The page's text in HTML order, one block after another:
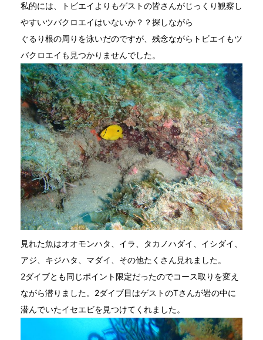
私的には、トビエイよりもゲストの皆さんがじっくり観察し
やすいツバクロエイはいないか？？探しながら
ぐるり根の周りを泳いだのですが、残念ながらトビエイもツ
バクロエイも見つかりませんでした。
見れた魚はオオモンハタ、イラ、タカノハダイ、イシダイ、
アジ、キジハタ、マダイ、その他たくさん見れました。
2ダイブとも同じポイント限定だったのでコース取りを変え
ながら潜りました。2ダイブ目はゲストのTさんが岩の中に
潜んでいたイセエビを見つけてくれました。